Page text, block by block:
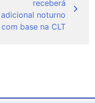
receberá
adicional noturno
com base na CLT